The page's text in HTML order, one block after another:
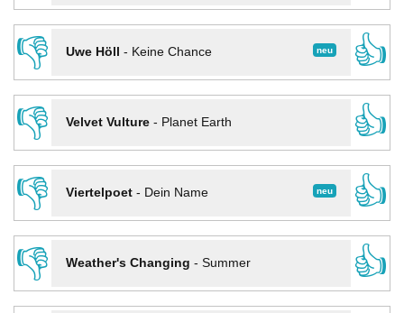
👎
neu
Uwe Höll - Keine Chance
👍
👎
Velvet Vulture- Planet Earth
👍
👎
neu
Viertelpoet- Dein Name
👍
👎
Weather's Changing - Summer
👍